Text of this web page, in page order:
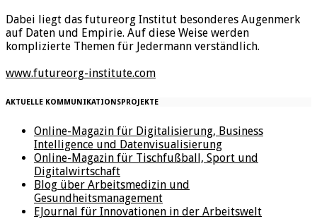
Dabei liegt das futureorg Institut besonderes Augenmerk
auf Daten und Empirie. Auf diese Weise werden
komplizierte Themen für Jedermann verständlich.
www.futureorg-institute.com
AKTUELLE KOMMUNIKATIONSPROJEKTE
Online-Magazin für Digitalisierung, Business
Intelligence und Datenvisualisierung
Online-Magazin für Tischfußball, Sport und
Digitalwirtschaft
Blog über Arbeitsmedizin und
Gesundheitsmanagement
EJournal für Innovationen in der Arbeitswelt